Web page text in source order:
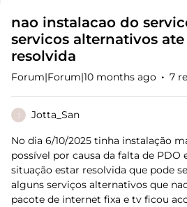
nao instalacao do
servicos alternativos
resolvida
Forum|Forum|10 months ago 7
J Jotta_San
No dia 6/10/2025 tinha instalação
possível por causa da falta de PDO
situação estar resolvida que pode
alguns serviços alternativos que
pacote de internet fixa e tv ficou